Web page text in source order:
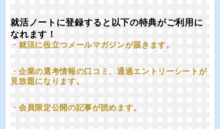
就活ノートに登録すると以下の特典がご利用に
なれます！
・就活に役立つメールマガジンが届きます。
・企業の選考情報の口コミ、通過エントリーシートが
見放題になります。
・会員限定公開の記事が読めます。